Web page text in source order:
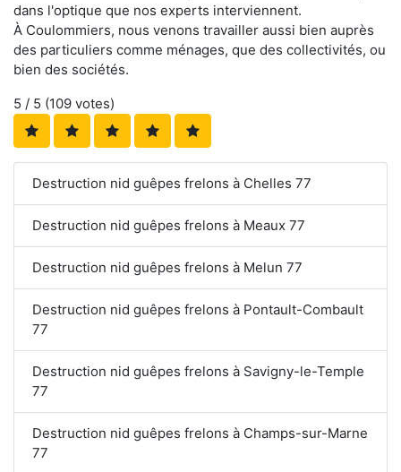
dans l'optique que nos experts interviennent.
À Coulommiers, nous venons travailler aussi bien auprès
des particuliers comme ménages, que des collectivités, ou
bien des sociétés.
5 / 5 (109 votes)
Destruction nid guêpes frelons à Chelles 77
Destruction nid guêpes frelons à Meaux 77
Destruction nid guêpes frelons à Melun 77
Destruction nid guêpes frelons à Pontault-Combault
77
Destruction nid guêpes frelons à Savigny-le-Temple
77
Destruction nid guêpes frelons à Champs-sur-Marne
77